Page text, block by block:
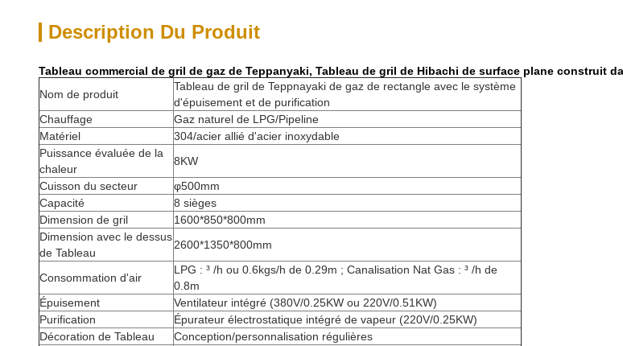
Description Du Produit
Tableau commercial de gril de gaz de Teppanyaki, Tableau de gril de Hibachi de surface plane construit
Nom de produit
Tableau de gril de Teppnayaki de gaz de rectangle avec le système
d'épuisement et de purification
Chauffage
Gaz naturel de LPG/Pipeline
Matériel
304/acier allié d'acier inoxydable
Puissance évaluée de la
chaleur
8KW
Cuisson du secteur
φ500mm
Capacité
8 sièges
Dimension de gril
1600*850*800mm
Dimension avec le dessus
de Tableau
2600*1350*800mm
Consommation d'air
LPG : ³ /h ou 0.6kgs/h de 0.29m ; Canalisation Nat Gas : ³ /h de
0.8m
Épuisement
Ventilateur intégré (380V/0.25KW ou 220V/0.51KW)
Purification
Épurateur électrostatique intégré de vapeur (220V/0.25KW)
Décoration de Tableau
Conception/personnalisation régulières